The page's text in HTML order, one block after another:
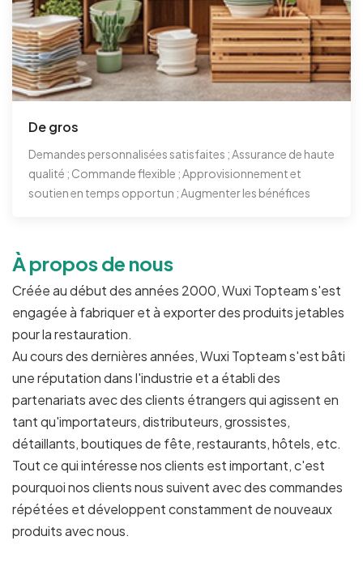
De gros
Demandes personnalisées satisfaites ; Assurance de haute
qualité ; Commande flexible ; Approvisionnement et
soutien en temps opportun ; Augmenter les bénéfices
À propos de nous
Créée au début des années 2000, Wuxi Topteam s'est
engagée à fabriquer et à exporter des produits jetables
pour la restauration.
Au cours des dernières années, Wuxi Topteam s'est bâti
une réputation dans l'industrie et a établi des
partenariats avec des clients étrangers qui agissent en
tant qu'importateurs, distributeurs, grossistes,
détaillants, boutiques de fête, restaurants, hôtels, etc.
Tout ce qui intéresse nos clients est important, c'est
pourquoi nos clients nous suivent avec des commandes
répétées et développent constamment de nouveaux
produits avec nous.